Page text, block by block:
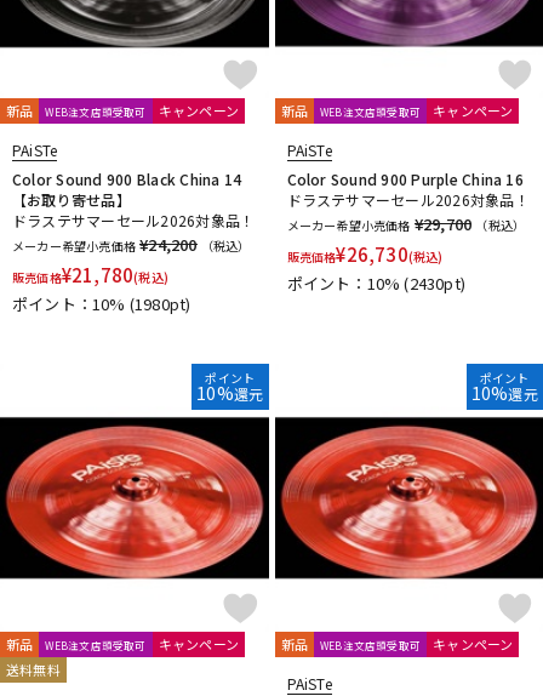
DJ機器 DTM
配信/ライブ機器
中古 ヴィンテージ
新品 WEB注文店頭受取可 キャンペーン
PAiSTe
Color Sound 900 Black China 14
【お取り寄せ品】
ドラステサマーセール2026対象品！
メーカー希望小売価格 ¥24,200
（税込）
販売価格¥21,780(税込)
ポイント：10% (1980pt)
新品 WEB注文店頭受取可 キャンペーン
PAiSTe
Color Sound 900 Purple China 16
ドラステサマーセール2026対象品！
メーカー希望小売価格 ¥29,700
（税込）
販売価格¥26,730(税込)
ポイント：10%(2430pt)
ポイント
10%還元
新品 WEB注文店頭受取可
キャンペーン
送料無料
ポイント
10%還元
新品 WEB注文店頭受取可 キャンペーン
PAiSTe